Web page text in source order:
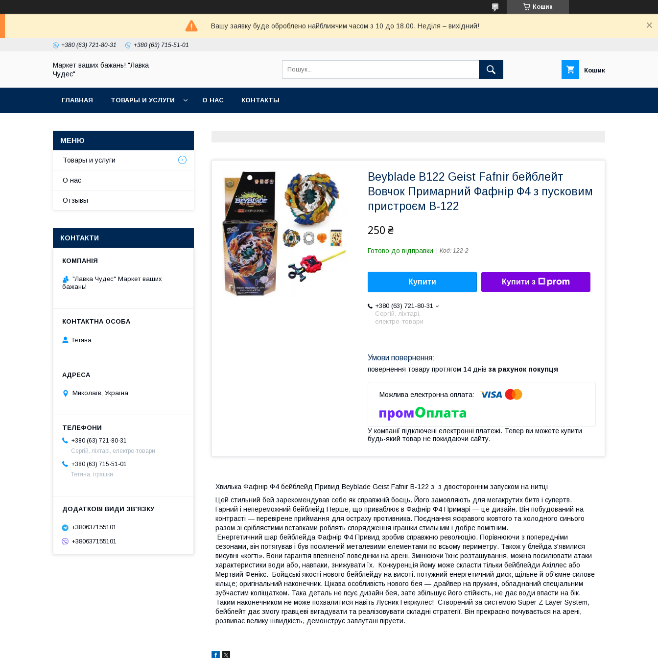
Кошик
Вашу заявку буде оброблено найближчим часом з 10 до 18.00. Неділя – вихідний!
+380 (63) 721-80-31 +380 (63) 715-51-01
Маркет ваших бажань! "Лавка
Чудес"
Кошик
ГЛАВНАЯ ТОВАРЫ И УСЛУГИ О НАС КОНТАКТЫ
Beyblade B122 Geist Fafnir бейблейт
Вовчок Примарний Фафнір Ф4 з пусковим
пристроєм B-122
250 ₴
Готово до відправки Код: 122-2
Купити Купити з
+380 (63) 721-80-31
Сергій, ліхтарі,
електро-товари
повернення товару протягом 14 днів за рахунок покупця
У компанії підключені електронні платежі. Тепер ви можете купити
будь-який товар не покидаючи сайту.
Хвилька Фафнір Ф4 бейблейд Привид Beyblade Geist Fafnir B-122 з з двостороннім запуском на нитці
Цей стильний бей зарекомендував себе як справжній боєць. Його замовляють для мегакрутих битв і супертв.
Гарний і непереможний бейблейд Перше, що приваблює в Фафнір Ф4 Примарі — це дизайн. Він побудований на
контрасті — перевірене приймання для остраху противника. Поєднання яскравого жовтого та холодного синього
разом зі сріблястими вставками роблять спорядження іграшки стильним і добре помітним.
Енергетичний шар бейблейда Фафнір Ф4 Привид зробив справжню революцію. Порівнюючи з попередніми
сезонами, він потягував і був посилений металевими елементами по всьому периметру. Також у блейда з'явилися
висувні «когті». Вони гарантія впевненої поведінки на арені. Змінюючи їхнє розташування, можна посилювати атаки
характеристики води або, навпаки, знижувати їх. Конкуренція йому може скласти тільки бейблейди Ахіллес або
Мертвий Фенікс. Бойцські якості нового бейблейду на висоті. потужний енергетичний диск; щільне й об'ємне силове
кільце; оригінальний наконечник. Цікава особливість нового бея — драйвер на пружині, обладнаний спеціальним
зубчастим коліщатком. Така деталь не псує дизайн бея, зате збільшує його стійкість, не дає води впасти на бік.
Таким наконечником не може похвалитися навіть Лусник Гекркулес! Створений за системою Super Z Layer System,
бейблейт дає змогу гравцеві вигадувати та реалізовувати складні стратегії. Він прекрасно почувається на арені,
розвиває велику швидкість, демонструє заплутані піруети.
Товары и услуги
О нас
Отзывы
КОНТАКТИ
"Лавка Чудес" Маркет ваших
бажань!
Тетяна
Миколаїв, Україна
+380 (63) 721-80-31
Сергій, ліхтарі, електро-товари
+380 (63) 715-51-01
Тетяна, іграшки
+380637155101
+380637155101